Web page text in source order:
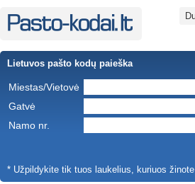
Lietuvos pašto kodų paieška
Miestas/Vietovė
Gatvė
Namo nr.
* Užpildykite tik tuos laukelius, kuriuos žinote